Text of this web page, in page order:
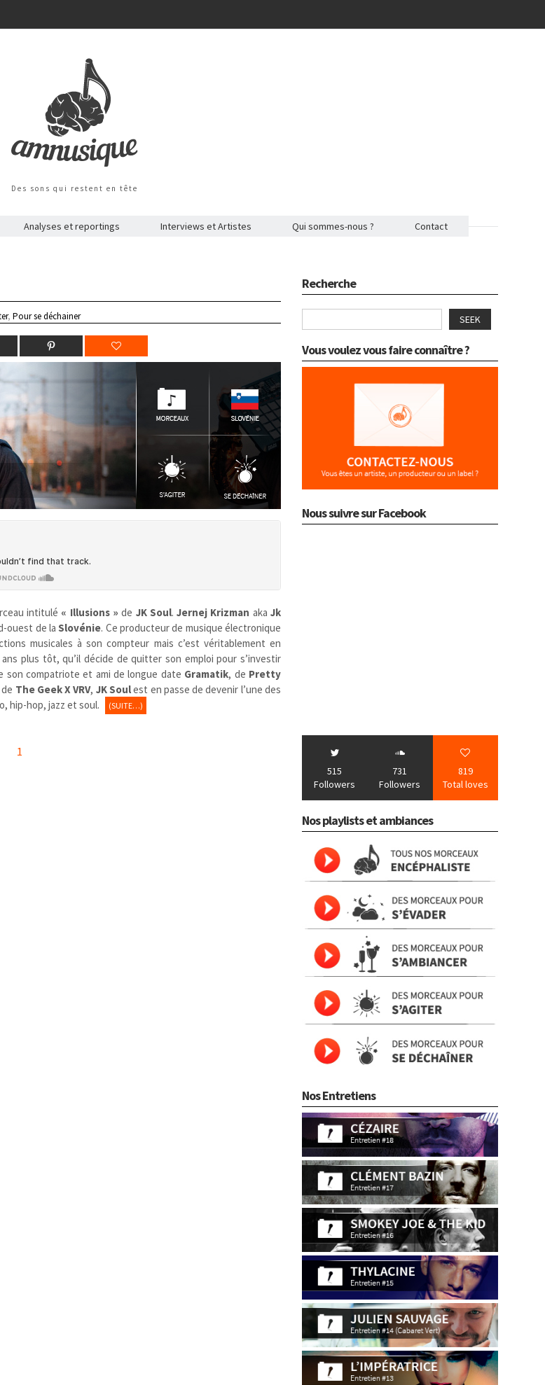
Des sons qui restent en tête
Analyses et reportings Interviews et Artistes Qui sommes-nous ? Contact
,Pour se déchainer
intitulé « Illusions » de JK Soul.Jernej Krizman akaJk
ouest de laSlovénie. Ce producteur de musique électronique
musicales à son compteur mais c’est véritablement en
plus tôt, qu’il décide de quitter son emploi pour s’investir
son compatriote et ami de longue date Gramatik, de Pretty
The Geek X VRV, JK Soulest en passe de devenir l’une des
hip-hop, jazz et soul.
(SUITE…)
1
Recherche
SEEK
Vous voulez vous faire connaître ?
Nous suivre sur Facebook
515
Followers
731
Followers
819
Total loves
Nos playlists et ambiances
Nos Entretiens